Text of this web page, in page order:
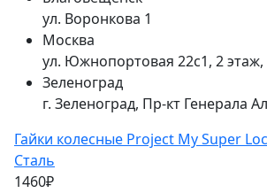
ул. Воронкова 1
Москва
ул. Южнопортовая 22с1, 2
Зеленоград
г. Зеленоград, Пр-кт Генерала
Гайки колесные Project My Super
Сталь
1460₽